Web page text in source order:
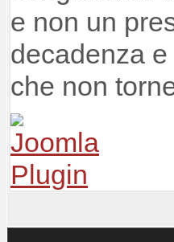
e non un
decadenza
che non